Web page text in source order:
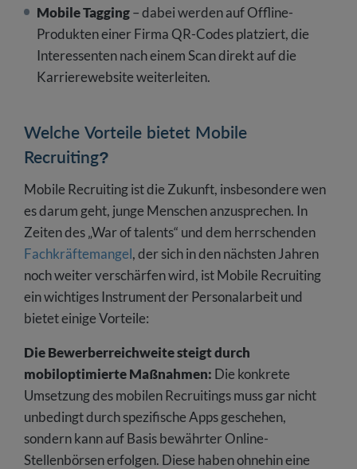
Mobile Tagging– dabei werden auf Offline-
Produkten einer Firma QR-Codes platziert, die
Interessenten nach einem Scan direkt auf die
Karrierewebsite weiterleiten.
Welche Vorteile bietet Mobile
Recruiting?
Mobile Recruiting ist die Zukunft, insbesondere wen
es darum geht, junge Menschen anzusprechen. In
Zeiten des „War of talents“ und dem herrschenden
Fachkräftemangel, der sich in den nächsten Jahren
noch weiter verschärfen wird, ist Mobile Recruiting
ein wichtiges Instrument der Personalarbeit und
bietet einige Vorteile:
Die Bewerberreichweite steigt durch
mobiloptimierte Maßnahmen: Die konkrete
Umsetzung des mobilen Recruitings muss gar nicht
unbedingt durch spezifische Apps geschehen,
sondern kann auf Basis bewährter Online-
Stellenbörsen erfolgen. Diese haben ohnehin eine